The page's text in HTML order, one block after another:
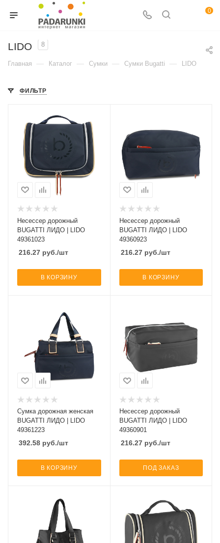
0
LIDO 8
Главная — Каталог — Сумки — Сумки Bugatti — LIDO
ФИЛЬТР
Несессер дорожный
BUGATTI ЛИДО | LIDO
49361023
216.27 руб./шт
В КОРЗИНУ
Несессер дорожный
BUGATTI ЛИДО | LIDO
49360923
216.27руб./шт
В КОРЗИНУ
Сумка дорожная женская
BUGATTI ЛИДО | LIDO
49361223
392.58 руб./шт
В КОРЗИНУ
Несессер дорожный
BUGATTI ЛИДО | LIDO
49360901
216.27руб./шт
ПОД ЗАКАЗ